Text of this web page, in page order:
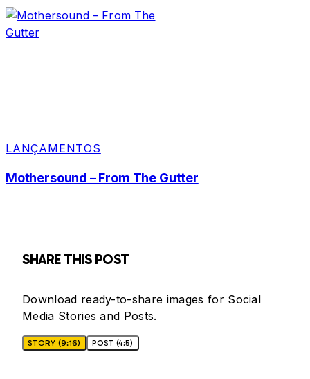
LANÇAMENTOS
Mothersound – From The Gutter
SHARE THIS POST
Download ready-to-share images for Social
Media Stories and Posts.
STORY (9:16) POST (4:5)